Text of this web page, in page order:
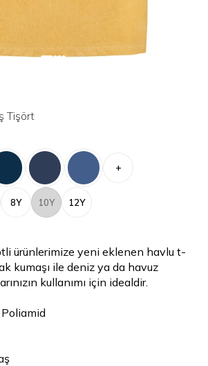
Tişört
+
8Y 10Y 12Y
ürünlerimize yeni eklenen havlu t-
kumaşı ile deniz ya da havuz
kullanımı için idealdir.